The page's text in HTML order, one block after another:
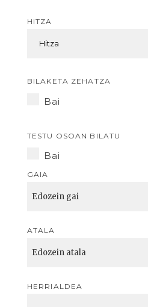
HITZA
BILAKETA ZEHATZA
Bai
TESTU OSOAN BILATU
Bai
GAIA
ATALA
HERRIALDEA